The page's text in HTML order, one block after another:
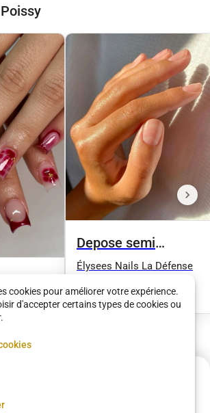
ongle
Défense
Depose semi
permanent + Limage
_ Durcisseur
Élysees Nails La Défense
15 €
cookies pour améliorer votre expérience.
d'accepter certains types de cookies ou